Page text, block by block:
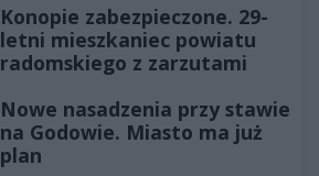
Konopie zabezpieczone. 29-
letni mieszkaniec powiatu
radomskiego z zarzutami
Nowe nasadzenia przy stawie
na Godowie. Miasto ma już
plan